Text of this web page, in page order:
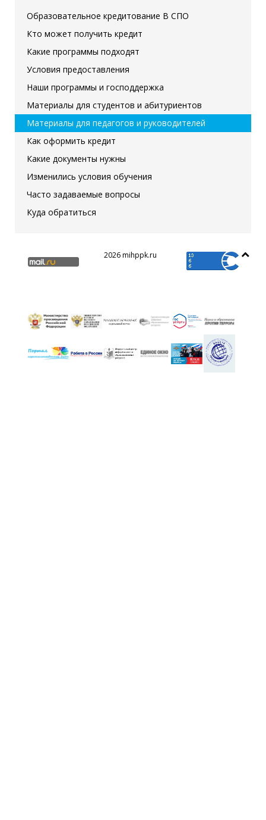
Образовательное кредитование В СПО
Кто может получить кредит
Какие программы подходят
Условия предоставления
Наши программы и господдержка
Материалы для студентов и абитуриентов
Материалы для педагогов и руководителей
Как оформить кредит
Какие документы нужны
Изменились условия обучения
Часто задаваемые вопросы
Куда обратиться
2026 mihppk.ru